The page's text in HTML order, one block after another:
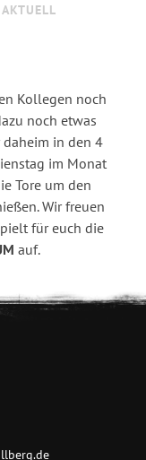
Kollegen noch
noch etwas
daheim in den 4
im Monat
Tore um den
Wir freuen
für euch die
auf.